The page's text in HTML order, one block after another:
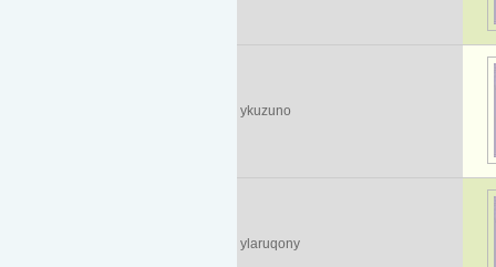
ykuzuno
ylaruqony